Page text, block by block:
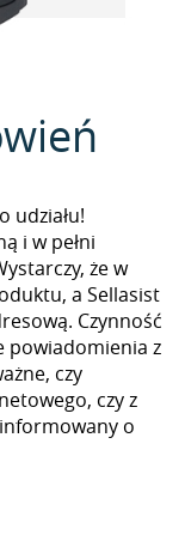
udziału!
i w pełni
że w
a Sellasist
Czynność
powiadomienia z
czy
czy z
o